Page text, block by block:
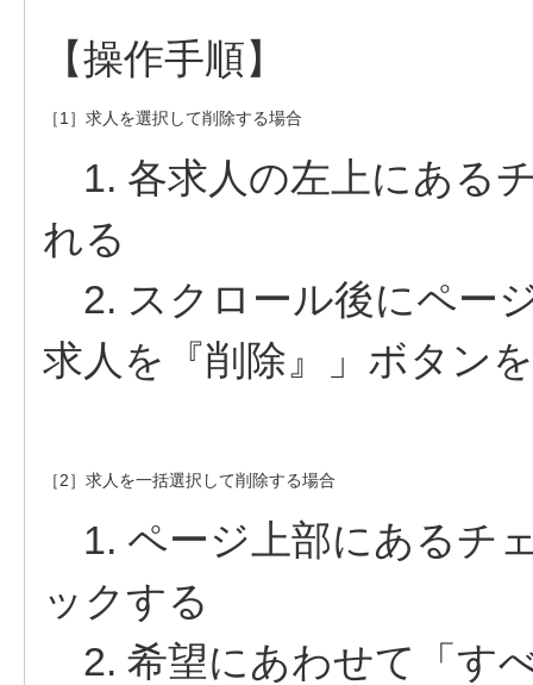
【操作手順】
［1］求人を選択して削除する場合
1. 各求人の左上にある
れる
2. スクロール後にペー
求人を『削除』」ボタン
［2］求人を一括選択して削除する場合
1. ページ上部にあるチ
ックする
2. 希望にあわせて「す